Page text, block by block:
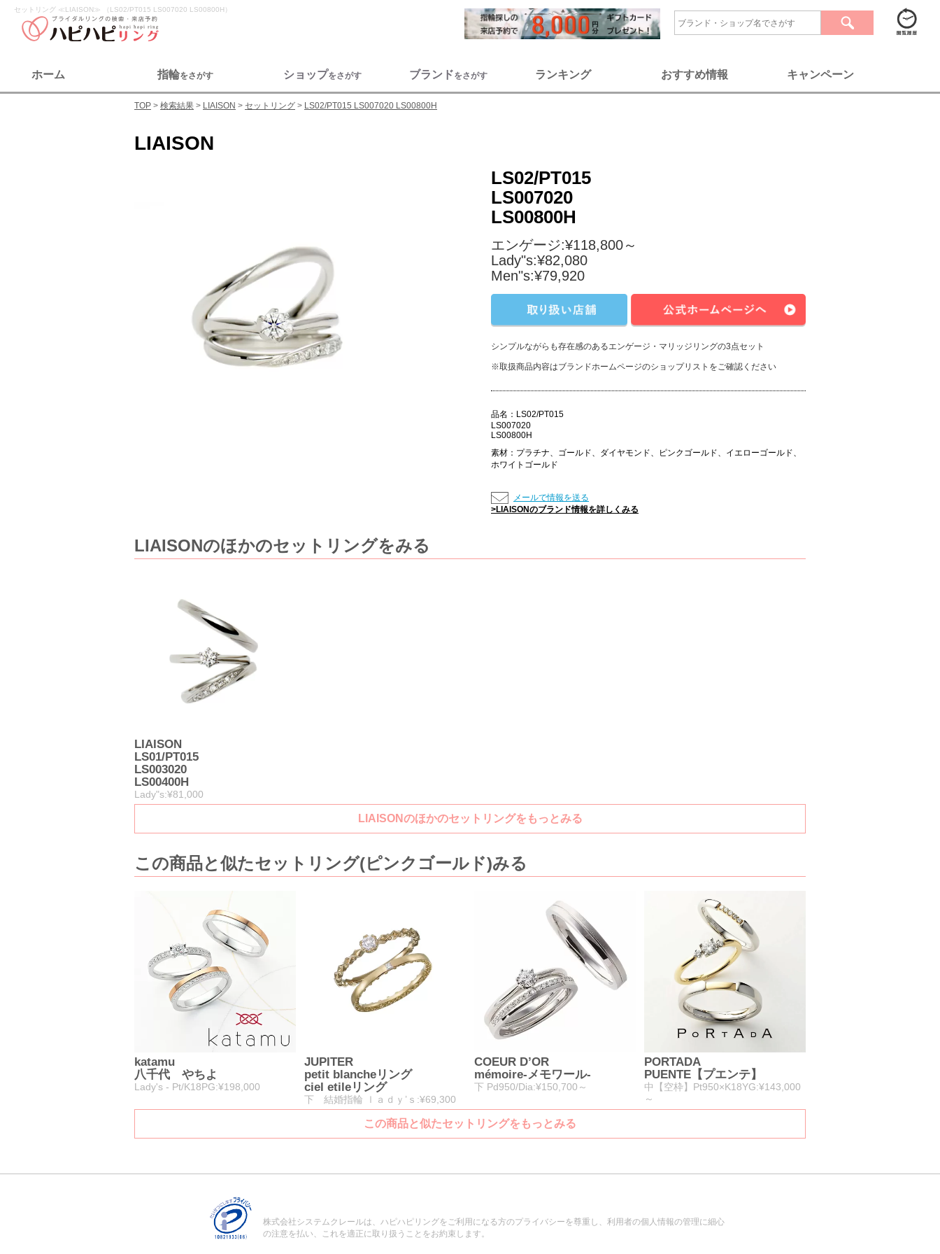
セットリング ≪LIAISON≫ （LS02/PT015 LS007020 LS00800H）
ホーム 指輪をさがす ショップをさがす ブランドをさがす ランキング おすすめ情報 キャンペーン
TOP 検索結果 LIAISON セットリング LS02/PT015 LS007020 LS00800H
LIAISON
LS02/PT015
LS007020
LS00800H
エンゲージ:¥118,800～
Lady"s:¥82,080
Men"s:¥79,920
シンプルながらも存在感のあるエンゲージ・マリッジリングの3点セット
※取扱商品内容はブランドホームページのショップリストをご確認ください
品名： LS02/PT015
LS007020
LS00800H
素材： プラチナ、ゴールド、ダイヤモンド、ピンクゴールド、イエローゴールド、
ホワイトゴールド
メールで情報を送る
>LIAISONのブランド情報を詳しくみる
LIAISONのほかのセットリングをみる
LIAISON
LS01/PT015
LS003020
LS00400H
Lady"s:¥81,000
LIAISONのほかのセットリングをもっとみる
この商品と似たセットリング(ピンクゴールド)みる
katamu
八千代 やちよ
Lady's - Pt/K18PG:¥198,000
JUPITER
petit blancheリング
ciel etileリング
下 結婚指輪 ｌａｄｙ’ｓ:¥69,300
COEUR D’OR
mémoire-メモワール-
下 Pd950/Dia:¥150,700～
PORTADA
PUENTE【プエンテ】
中【空枠】Pt950×K18YG:¥143,000
～
この商品と似たセットリングをもっとみる
株式会社システムクレールは、ハピハピリングをご利用になる方のプライバシーを尊重し、利用者の個人情報の管理に細心
の注意を払い、これを適正に取り扱うことをお約束します。